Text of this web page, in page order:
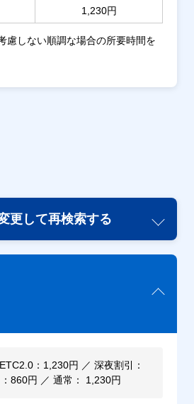
1,230円
慮しない順調な場合の所要時間を
更して再検索する
：1,230円 ／ 深夜割引：
860円 ／ 通常： 1,230円